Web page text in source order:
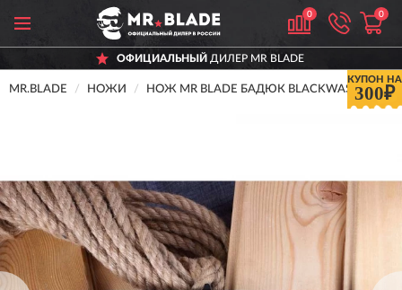
0 0
ОФИЦИАЛЬНЫЙ ДИЛЕР MR BLADE
КУПОН НА
300₽
MR.BLADE НОЖИ НОЖ MR BLADE БАДЮК BLACKWASH, D2